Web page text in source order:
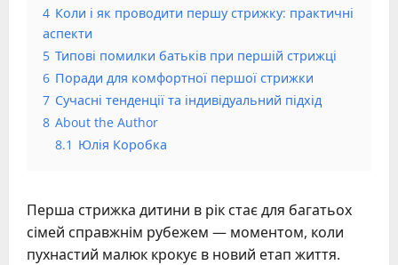
4 Коли і як проводити першу стрижку: практичні
аспекти
5 Типові помилки батьків при першій стрижці
6 Поради для комфортної першої стрижки
7 Сучасні тенденції та індивідуальний підхід
8 About the Author
8.1 Юлія Коробка
Перша стрижка дитини в рік стає для багатьох
сімей справжнім рубежем — моментом, коли
пухнастий малюк крокує в новий етап життя.